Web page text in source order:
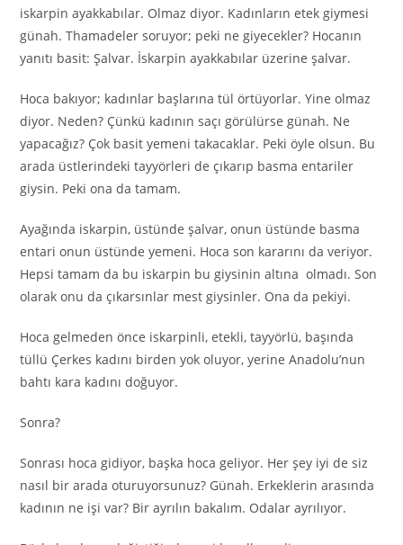
iskarpin ayakkabılar. Olmaz diyor. Kadınların etek giymesi
günah. Thamadeler soruyor; peki ne giyecekler? Hocanın
yanıtı basit: Şalvar. İskarpin ayakkabılar üzerine şalvar.
Hoca bakıyor; kadınlar başlarına tül örtüyorlar. Yine olmaz
diyor. Neden? Çünkü kadının saçı görülürse günah. Ne
yapacağız? Çok basit yemeni takacaklar. Peki öyle olsun. Bu
arada üstlerindeki tayyörleri de çıkarıp basma entariler
giysin. Peki ona da tamam.
Ayağında iskarpin, üstünde şalvar, onun üstünde basma
entari onun üstünde yemeni. Hoca son kararını da veriyor.
Hepsi tamam da bu iskarpin bu giysinin altına olmadı. Son
olarak onu da çıkarsınlar mest giysinler. Ona da pekiyi.
Hoca gelmeden önce iskarpinli, etekli, tayyörlü, başında
tüllü Çerkes kadını birden yok oluyor, yerine Anadolu’nun
bahtı kara kadını doğuyor.
Sonra?
Sonrası hoca gidiyor, başka hoca geliyor. Her şey iyi de siz
nasıl bir arada oturuyorsunuz? Günah. Erkeklerin arasında
kadının ne işi var? Bir ayrılın bakalım. Odalar ayrılıyor.